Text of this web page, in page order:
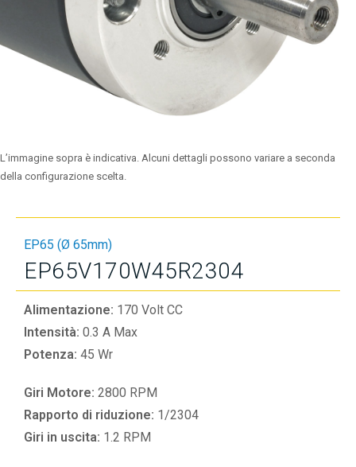
L’immagine sopra è indicativa. Alcuni dettagli possono variare a seconda
della configurazione scelta.
EP65 (Ø 65mm)
EP65V170W45R2304
Alimentazione: 170 Volt CC
Intensità: 0.3 A Max
Potenza: 45 Wr
Giri Motore: 2800 RPM
Rapporto di riduzione: 1/2304
Giri in uscita: 1.2 RPM